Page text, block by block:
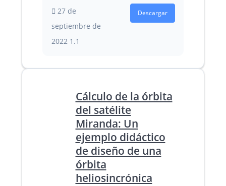
27 de
septiembre de
2022 1.1
Descargar
Cálculo de la órbita
del satélite
Miranda: Un
ejemplo didáctico
de diseño de una
órbita
heliosincrónica